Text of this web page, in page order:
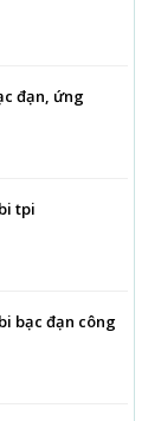
đạn, ứng
tpi
bạc đạn công